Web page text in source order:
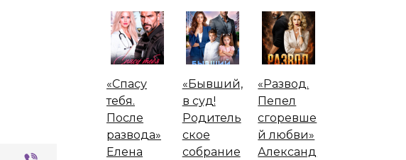
«Спасу
тебя.
После
развода»
Елена
«Бывший,
в суд!
Родитель
ское
собрание
«Развод.
Пепел
сгоревше
й любви»
Александ